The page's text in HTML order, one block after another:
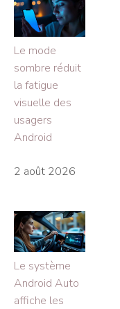
Le mode
sombre réduit
la fatigue
visuelle des
usagers
Android
2 août 2026
Le système
Android Auto
affiche les